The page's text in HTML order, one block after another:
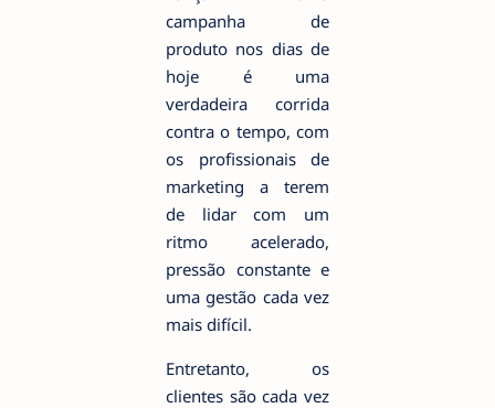
campanha de
produto nos dias de
hoje é uma
verdadeira corrida
contra o tempo, com
os profissionais de
marketing a terem
de lidar com um
ritmo acelerado,
pressão constante e
uma gestão cada vez
mais difícil.
Entretanto, os
clientes são cada vez